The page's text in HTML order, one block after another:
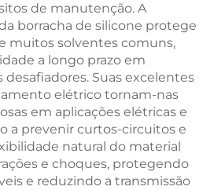
de manutenção. A
borracha de silicone protege
muitos solventes comuns,
a longo prazo em
Suas excelentes
elétrico tornam-nas
em aplicações elétricas e
a prevenir curtos-circuitos e
natural do material
e choques, protegendo
e reduzindo a transmissão